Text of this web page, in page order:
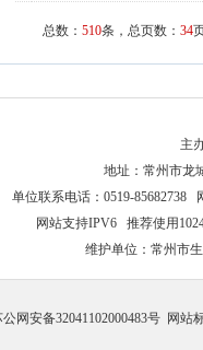
总数： 510条，总页数： 34
主
地址：常州市龙
单位联系电话：0519-85682738
网站支持IPV6 推荐使用
维护单位：常州市
公网安备32041102000483号 网站